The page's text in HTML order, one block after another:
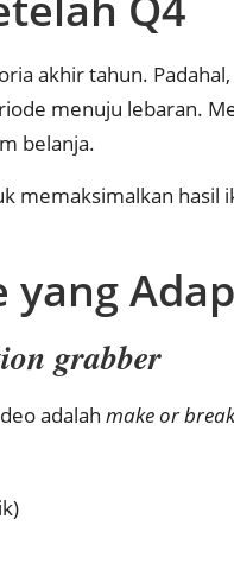
akhir tahun.
menuju lebaran.
belanja.
memaksimalkan hasil
yang
grabber
adalah make or